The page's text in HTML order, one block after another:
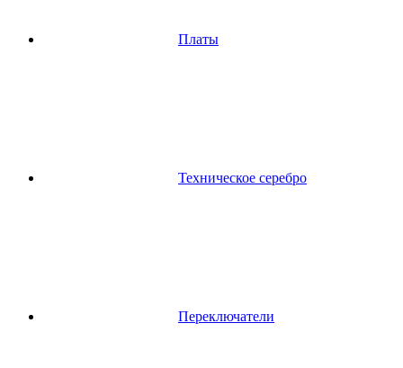
Платы
Техническое серебро
Переключатели